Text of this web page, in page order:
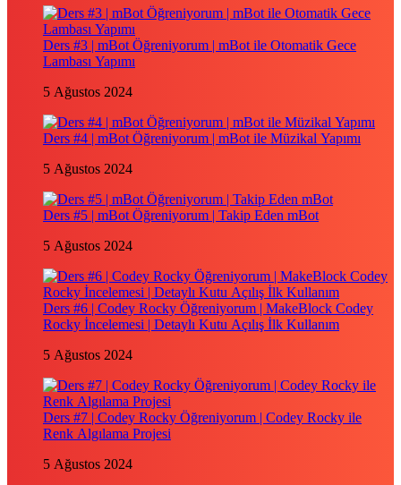
Ders #3 | mBot Öğreniyorum | mBot ile Otomatik Gece
Lambası Yapımı
5 Ağustos 2024
Ders #4 | mBot Öğreniyorum | mBot ile Müzikal Yapımı
5 Ağustos 2024
Ders #5 | mBot Öğreniyorum | Takip Eden mBot
5 Ağustos 2024
Ders #6 | Codey Rocky Öğreniyorum | MakeBlock Codey
Rocky İncelemesi | Detaylı Kutu Açılış İlk Kullanım
5 Ağustos 2024
Ders #7 | Codey Rocky Öğreniyorum | Codey Rocky ile
Renk Algılama Projesi
5 Ağustos 2024